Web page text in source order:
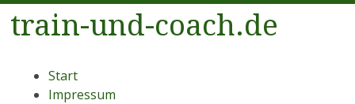
train-und-coach.de
Menü
Zum
Inhalt
Start
Impressum